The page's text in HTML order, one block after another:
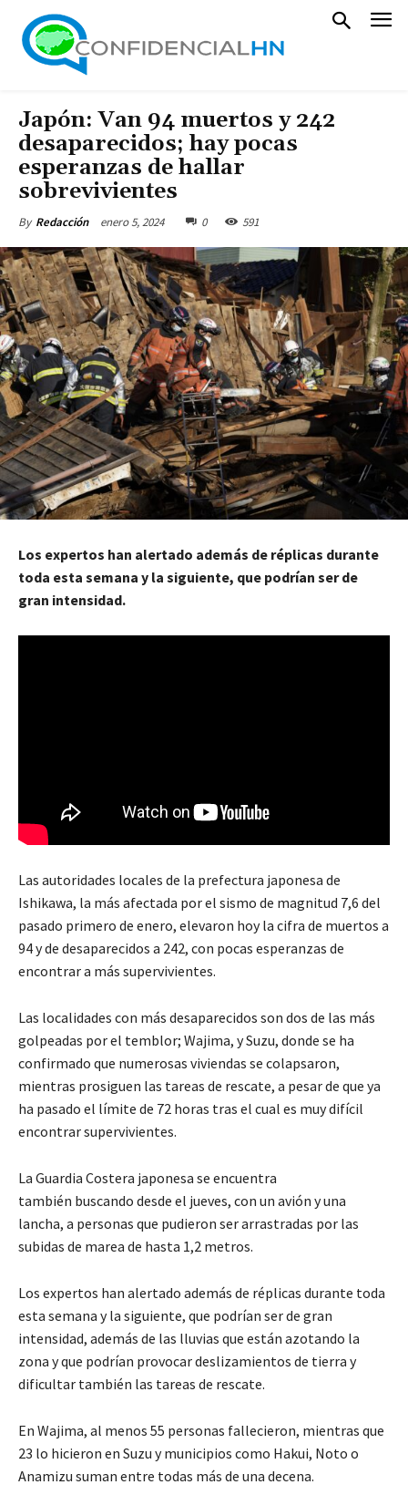
Japón: Van 94 muertos y 242
desaparecidos; hay pocas
esperanzas de hallar
sobrevivientes
By Redacción enero 5, 2024 0 591
Los expertos han alertado además de réplicas durante
toda esta semana y la siguiente, que podrían ser de
gran intensidad.
Las autoridades locales de la prefectura japonesa de
Ishikawa, la más afectada por el sismo de magnitud 7,6 del
pasado primero de enero, elevaron hoy la cifra de muertos a
94 y de desaparecidos a 242, con pocas esperanzas de
encontrar a más supervivientes.
Las localidades con más desaparecidos son dos de las más
golpeadas por el temblor; Wajima, y Suzu, donde se ha
confirmado que numerosas viviendas se colapsaron,
mientras prosiguen las tareas de rescate, a pesar de que ya
ha pasado el límite de 72 horas tras el cual es muy difícil
encontrar supervivientes.
La Guardia Costera japonesa se encuentra
también buscando desde el jueves, con un avión y una
lancha, a personas que pudieron ser arrastradas por las
subidas de marea de hasta 1,2 metros.
Los expertos han alertado además de réplicas durante toda
esta semana y la siguiente, que podrían ser de gran
intensidad, además de las lluvias que están azotando la
zona y que podrían provocar deslizamientos de tierra y
dificultar también las tareas de rescate.
En Wajima, al menos 55 personas fallecieron, mientras que
23 lo hicieron en Suzu y municipios como Hakui, Noto o
Anamizu suman entre todas más de una decena.